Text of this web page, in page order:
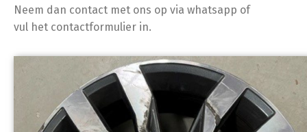
Neem dan contact met ons op via whatsapp of
vul het contactformulier in.